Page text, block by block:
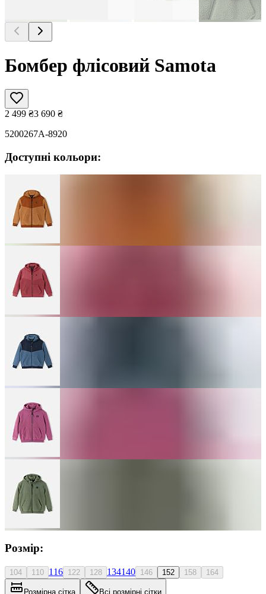
Бомбер флісовий Samota
2 499 ₴3 690 ₴
5200267A-8920
Доступні кольори:
Розмір:
104 110 116 122 128 134140 146 152 158 164
Розмірна сітка Всі розмірні сітки